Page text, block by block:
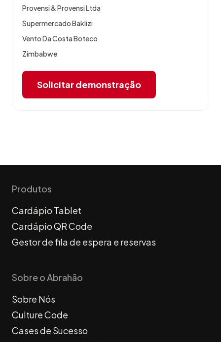
Provensi & Provensi Ltda
Supermercado Baklizi
Vento Da Costa Boteco
Zimbabwe
Solicitar demonstração
Produtos
Cardápio Tablet
Cardápio QR Code
Gestor de fila de espera e reservas
Sobre o Abrahão
Sobre Nós
Culture Code
Cases de Sucesso